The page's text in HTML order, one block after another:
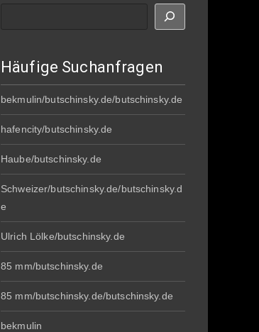
Häufige Suchanfragen
bekmulin/butschinsky.de/butschinsky.de
hafencity/butschinsky.de
Haube/butschinsky.de
Schweizer/butschinsky.de/butschinsky.d
e
Ulrich Lölke/butschinsky.de
85 mm/butschinsky.de
85 mm/butschinsky.de/butschinsky.de
bekmulin